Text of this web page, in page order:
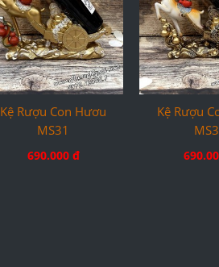
Kệ Rượu Con Hươu
MS31
690.000 đ
Kệ Rượu